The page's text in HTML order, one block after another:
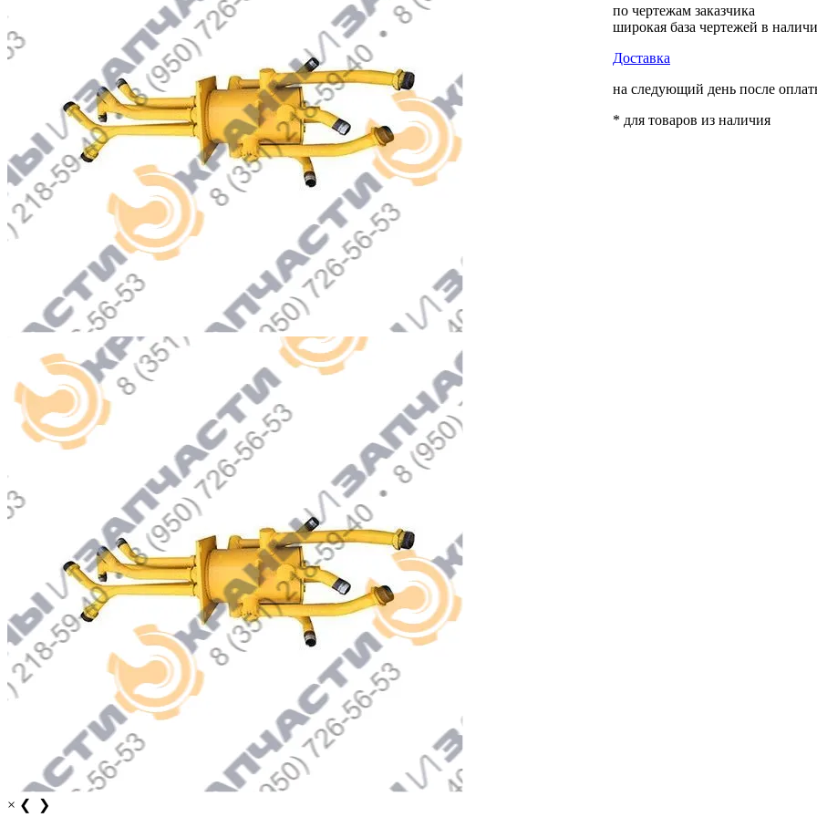
× ❮ ❯
по чертежам заказчика
широкая база чертежей в
Доставка
на следующий день после
* для товаров из наличия